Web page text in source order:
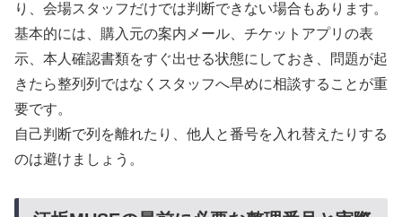
り、会場スタッフだけでは判断できない場合もあります。
基本的には、購入元の案内メール、チケットアプリの表
示、本人確認書類をすぐ出せる状態にしておき、問題が起
きたら整列列ではなくスタッフへ早めに相談することが重
要です。
自己判断で列を離れたり、他人と番号を入れ替えたりする
のは避けましょう。